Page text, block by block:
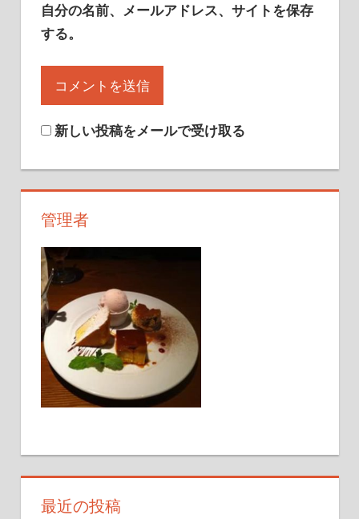
自分の名前、メールアドレス、サイトを保存
する。
新しい投稿をメールで受け取る
管理者
最近の投稿